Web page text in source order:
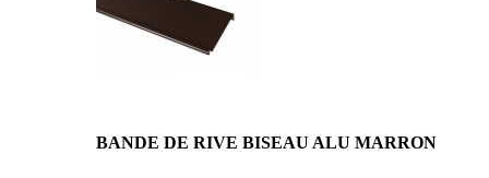
BANDE DE RIVE BISEAU ALU MARRON